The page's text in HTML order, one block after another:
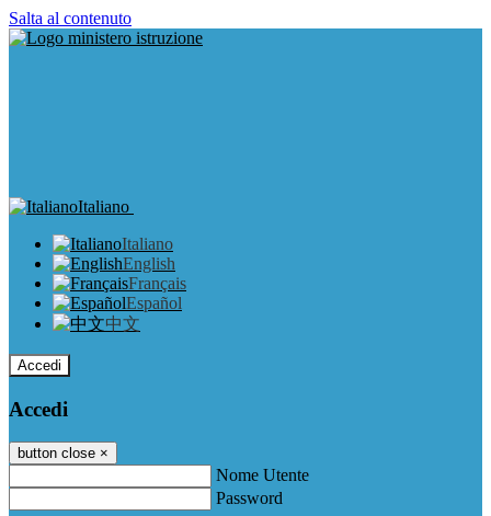
Salta al contenuto
Italiano
Italiano
English
Français
Español
中文
Accedi
Accedi
button close ×
Nome Utente
Password